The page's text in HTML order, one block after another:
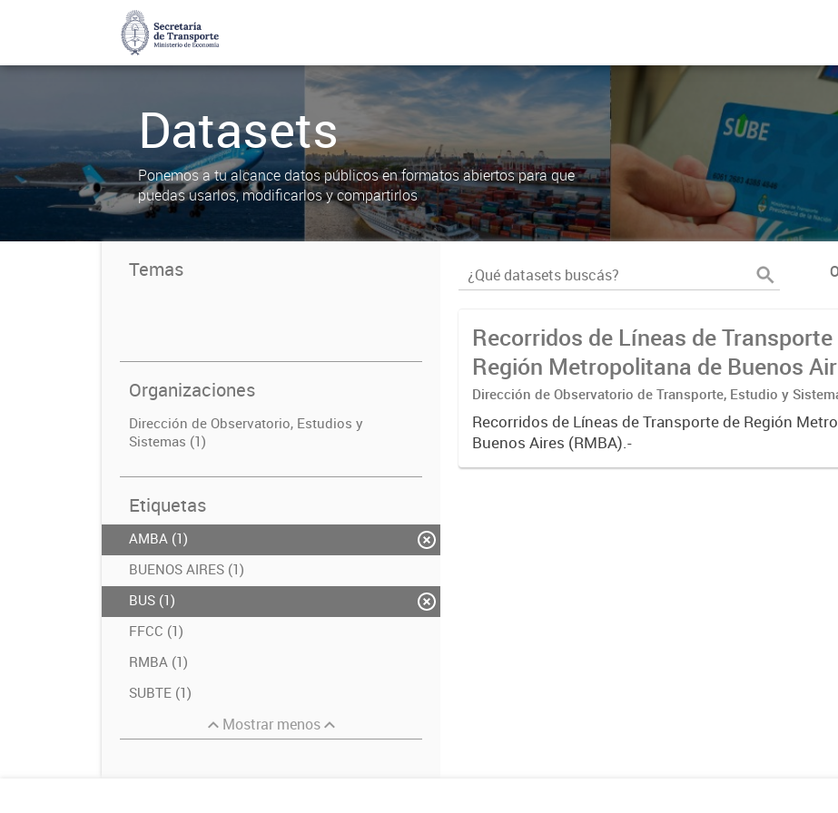
Datasets
Ponemos a tu alcance datos públicos en formatos abiertos para que
puedas usarlos, modificarlos y compartirlos
Temas
Organizaciones
Dirección de Observatorio, Estudios y
Sistemas (1)
Etiquetas
AMBA (1)
BUENOS AIRES (1)
BUS (1)
FFCC (1)
RMBA (1)
SUBTE (1)
Mostrar menos
Recorridos de Líneas de Transporte
Región Metropolitana de Buenos
(RMBA)
Dirección de Observatorio de Transporte, Estudio y
Recorridos de Líneas de Transporte de Región
Buenos Aires (RMBA).-